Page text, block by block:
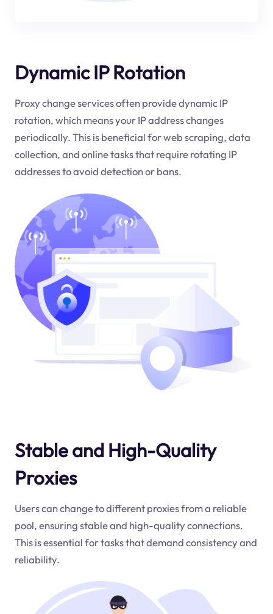
Dynamic IP Rotation
Proxy change services often provide dynamic IP
rotation, which means your IP address changes
periodically. This is beneficial for web scraping, data
collection, and online tasks that require rotating IP
addresses to avoid detection or bans.
Stable and High-Quality
Proxies
Users can change to different proxies from a reliable
pool, ensuring stable and high-quality connections.
This is essential for tasks that demand consistency and
reliability.